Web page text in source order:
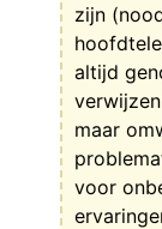
zijn
altijd
maar
voor